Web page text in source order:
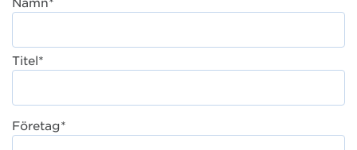
Namn*
Titel*
Företag*